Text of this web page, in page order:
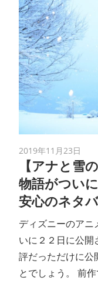
2019年11月23日
【アナと雪
物語がつい
安心のネタ
ディズニーのアニ
いに２２日に公
評だっただけに公
とでしょう。 前